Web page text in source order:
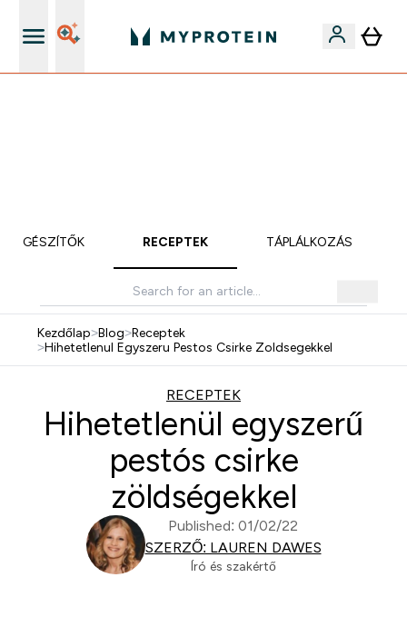
KIEGÉSZÍTŐK RECEPTEK TÁPLÁLKOZÁS
Kezdőlap>Blog>Receptek
>Hihetetlenul Egyszeru Pestos Csirke Zoldsegekkel
RECEPTEK
Hihetetlenül egyszerű
pestós csirke
zöldségekkel
Published: 01/02/22
SZERZŐ: LAUREN DAWES
Író és szakértő